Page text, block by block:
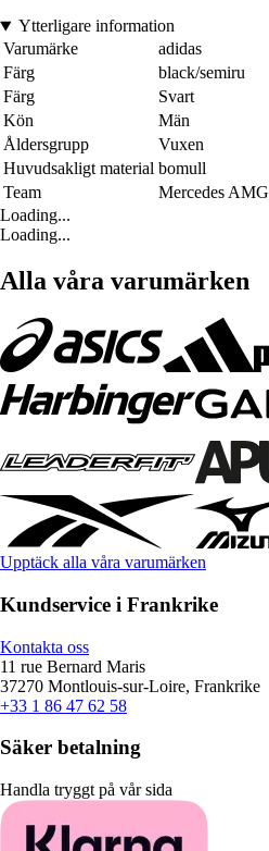
Ytterligare information
Varumärke
adidas
Färg
black/semiru
Färg
Svart
Kön
Män
Åldersgrupp
Vuxen
Huvudsakligt material bomull
Team
Mercedes AMG
Loading...
Loading...
Alla våra varumärken
Upptäck alla våra varumärken
Kundservice i Frankrike
Kontakta oss
11 rue Bernard Maris
37270 Montlouis-sur-Loire, Frankrike
+33 1 86 47 62 58
Säker betalning
Handla tryggt på vår sida